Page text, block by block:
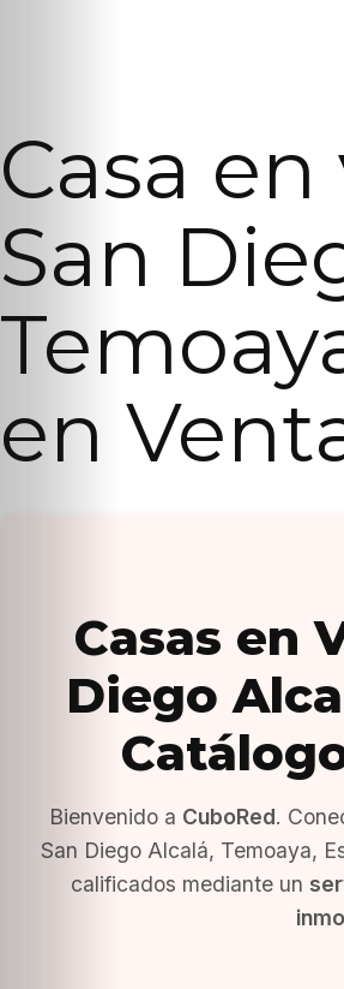
Casa
San
en
Casas en
Diego
Bienvenido a CuboRed.
San Diego Alcalá, Temoaya,
calificados mediante un